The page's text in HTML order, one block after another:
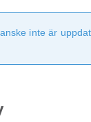
inte är